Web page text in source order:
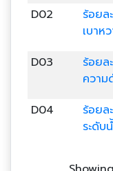
D02
ร้อยล
เบาห
D03
ร้อยล
ความ
D04
ร้อยล
ระดับ